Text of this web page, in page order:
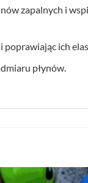
zapalnych i
poprawiając ich
płynów.